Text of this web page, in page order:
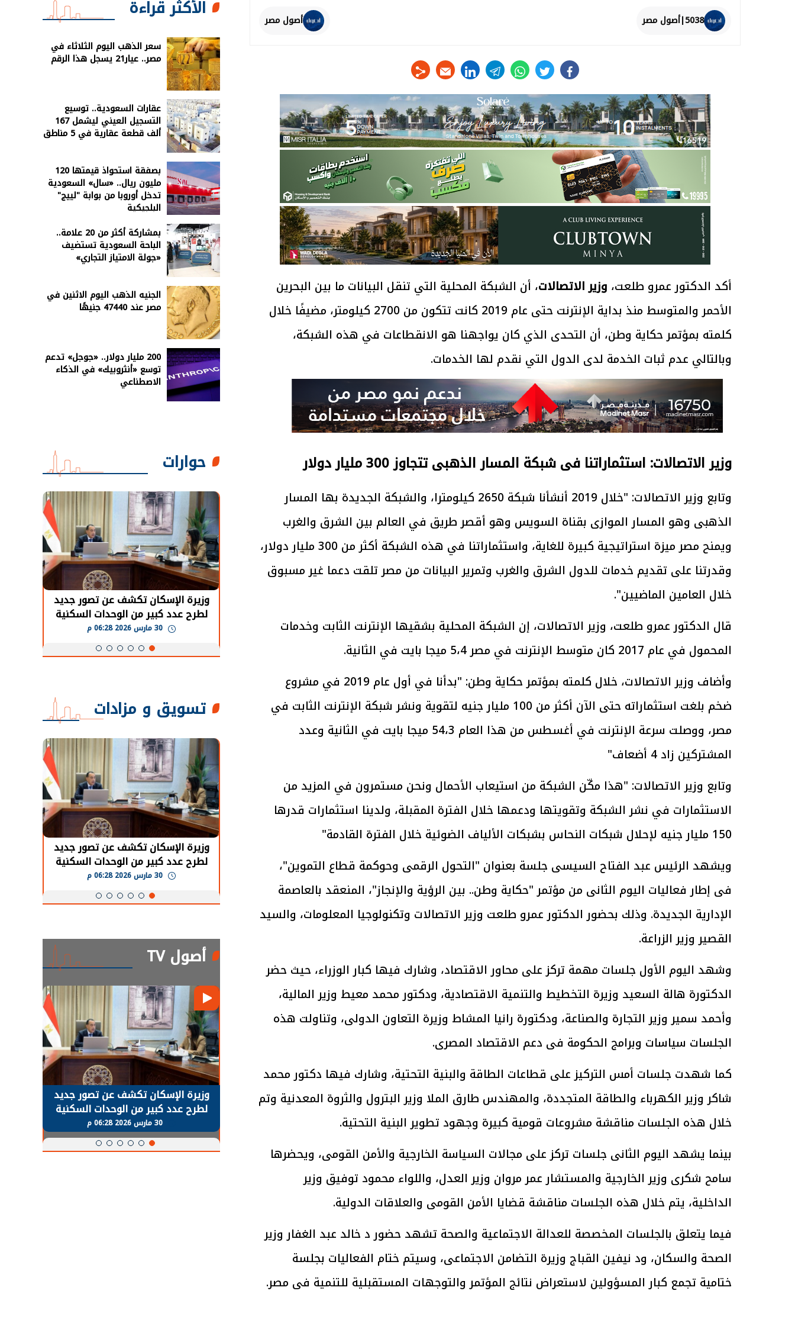
5038|أصول مصر أصول مصر
facebook
twitter
whats
telegram
linkedin
أكد الدكتور عمرو طلعت، وزير الاتصالات، أن الشبكة المحلية التي تنقل البيانات ما بين البحرين
الأحمر والمتوسط منذ بداية الإنترنت حتى عام 2019 كانت تتكون من 2700 كيلومتر، مضيفًا خلال
كلمته بمؤتمر حكاية وطن، أن التحدى الذي كان يواجهنا هو الانقطاعات في هذه الشبكة،
وبالتالي عدم ثبات الخدمة لدى الدول التي نقدم لها الخدمات.
وزير الاتصالات: استثماراتنا فى شبكة المسار الذهبى تتجاوز 300 مليار دولار
وتابع وزير الاتصالات: "خلال 2019 أنشأنا شبكة 2650 كيلومترا، والشبكة الجديدة بها المسار
الذهبى وهو المسار الموازى بقناة السويس وهو أقصر طريق في العالم بين الشرق والغرب
ويمنح مصر ميزة استراتيجية كبيرة للغاية، واستثماراتنا في هذه الشبكة أكثر من 300 مليار دولار،
وقدرتنا على تقديم خدمات للدول الشرق والغرب وتمرير البيانات من مصر تلقت دعما غير مسبوق
خلال العامين الماضيين".
قال الدكتور عمرو طلعت، وزير الاتصالات، إن الشبكة المحلية بشقيها الإنترنت الثابت وخدمات
المحمول في عام 2017 كان متوسط الإنترنت في مصر 5،4 ميجا بايت في الثانية.
وأضاف وزير الاتصالات، خلال كلمته بمؤتمر حكاية وطن: "بدأنا في أول عام 2019 في مشروع
ضخم بلغت استثماراته حتى الآن أكثر من 100 مليار جنيه لتقوية ونشر شبكة الإنترنت الثابت في
مصر، ووصلت سرعة الإنترنت في أغسطس من هذا العام 54،3 ميجا بايت في الثانية وعدد
المشتركين زاد 4 أضعاف"
وتابع وزير الاتصالات: "هذا مكّن الشبكة من استيعاب الأحمال ونحن مستمرون في المزيد من
الاستثمارات في نشر الشبكة وتقويتها ودعمها خلال الفترة المقبلة، ولدينا استثمارات قدرها
150 مليار جنيه لإحلال شبكات النحاس بشبكات الألياف الضوئية خلال الفترة القادمة"
ويشهد الرئيس عبد الفتاح السيسى جلسة بعنوان "التحول الرقمى وحوكمة قطاع التموين"،
فى إطار فعاليات اليوم الثانى من مؤتمر "حكاية وطن.. بين الرؤية والإنجاز"، المنعقد بالعاصمة
الإدارية الجديدة. وذلك بحضور الدكتور عمرو طلعت وزير الاتصالات وتكنولوجيا المعلومات، والسيد
القصير وزير الزراعة.
وشهد اليوم الأول جلسات مهمة تركز على محاور الاقتصاد، وشارك فيها كبار الوزراء، حيث حضر
الدكتورة هالة السعيد وزيرة التخطيط والتنمية الاقتصادية، ودكتور محمد معيط وزير المالية،
وأحمد سمير وزير التجارة والصناعة، ودكتورة رانيا المشاط وزيرة التعاون الدولى، وتناولت هذه
الجلسات سياسات وبرامج الحكومة فى دعم الاقتصاد المصرى.
كما شهدت جلسات أمس التركيز على قطاعات الطاقة والبنية التحتية، وشارك فيها دكتور محمد
شاكر وزير الكهرباء والطاقة المتجددة، والمهندس طارق الملا وزير البترول والثروة المعدنية وتم
خلال هذه الجلسات مناقشة مشروعات قومية كبيرة وجهود تطوير البنية التحتية.
بينما يشهد اليوم الثانى جلسات تركز على مجالات السياسة الخارجية والأمن القومى، ويحضرها
سامح شكرى وزير الخارجية والمستشار عمر مروان وزير العدل، واللواء محمود توفيق وزير
الداخلية، يتم خلال هذه الجلسات مناقشة قضايا الأمن القومى والعلاقات الدولية.
فيما يتعلق بالجلسات المخصصة للعدالة الاجتماعية والصحة تشهد حضور د خالد عبد الغفار وزير
الصحة والسكان، ود نيفين القباج وزيرة التضامن الاجتماعى، وسيتم ختام الفعاليات بجلسة
ختامية تجمع كبار المسؤولين لاستعراض نتائج المؤتمر والتوجهات المستقبلية للتنمية فى مصر.
الأكثر قراءة
سعر الذهب اليوم الثلاثاء في
مصر.. عيار21 يسجل هذا الرقم
عقارات السعودية.. توسيع
التسجيل العيني ليشمل 167
ألف قطعة عقارية في 5 مناطق
بصفقة استحواذ قيمتها 120
مليون ريال.. «سال» السعودية
تدخل أوروبا من بوابة "لييج"
البلجيكية
بمشاركة أكثر من 20 علامة..
الباحة السعودية تستضيف
«جولة الامتياز التجاري»
الجنيه الذهب اليوم الاثنين في
مصر عند 47440 جنيهًا
200 مليار دولار.. «جوجل» تدعم
توسع «أنثروبيك» في الذكاء
الاصطناعي
حوارات
الرئيس السيسي: تداعيات خطيرة على
استمرار الأزمة في الشرق الأوسط سكنية بالإيجار للمواطنين
30 مارس 2026 04:40 م بوصفها مركزًا إقليميًّا للطاقة
وزيرة الإسكان تكشف عن تصور جديد
لطرح عدد كبير من الوحدات السكنية
بنظام الإيجار
تسويق و مزادات
الرئيس السيسي: تداعيات خطيرة على
الاقتصاد العالمي وأسعار الوقود حال
استمرار الأزمة في الشرق الأوسط
رئيس الوزراء يتابع الإجراءات الخاصة
بتنفيذ التوجيهات الرئاسية بطرح وحدات
سكنية بالإيجار للمواطنين
واسع.. والبترول: مصر تعزز مكانتها
بوصفها مركزًا إقليميًّا للطاقة
وزيرة الإسكان تكشف عن تصور جديد
لطرح عدد كبير من الوحدات السكنية
بنظام الإيجار
أصول TV
الرئيس السيسي: تداعيات خطيرة على
الاقتصاد العالمي وأسعار الوقود حال
استمرار الأزمة في الشرق الأوسط
30 مارس 2026 05:06 م
رئيس الوزراء يتابع الإجراءات الخاصة
بتنفيذ التوجيهات الرئاسية بطرح وحدات
سكنية بالإيجار للمواطنين
افتتاح «إيجبس 2026» بحضور دولي
واسع.. والبترول: مصر تعزز مكانتها
بوصفها مركزًا إقليميًّا للطاقة
30 مارس 2026 03:59 م
وزيرة الإسكان تكشف عن تصور جديد
لطرح عدد كبير من الوحدات السكنية
بنظام الإيجار